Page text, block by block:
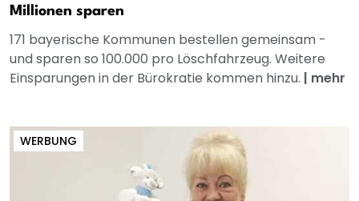
Millionen sparen
171 bayerische Kommunen bestellen gemeinsam -
und sparen so 100.000 pro Löschfahrzeug. Weitere
Einsparungen in der Bürokratie kommen hinzu. | mehr
WERBUNG